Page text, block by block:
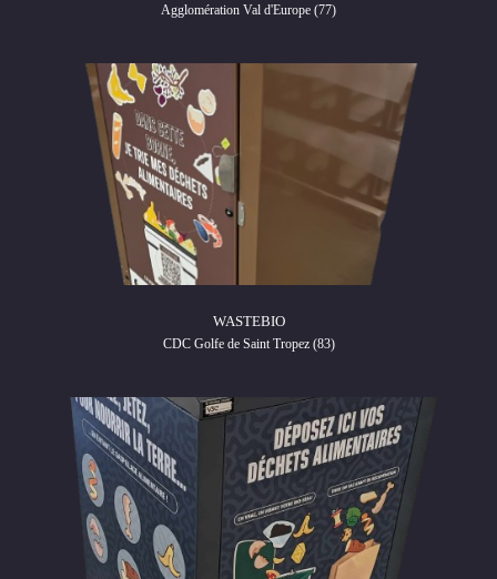
Agglomération Val d'Europe (77)
WASTEBIO
CDC Golfe de Saint Tropez (83)